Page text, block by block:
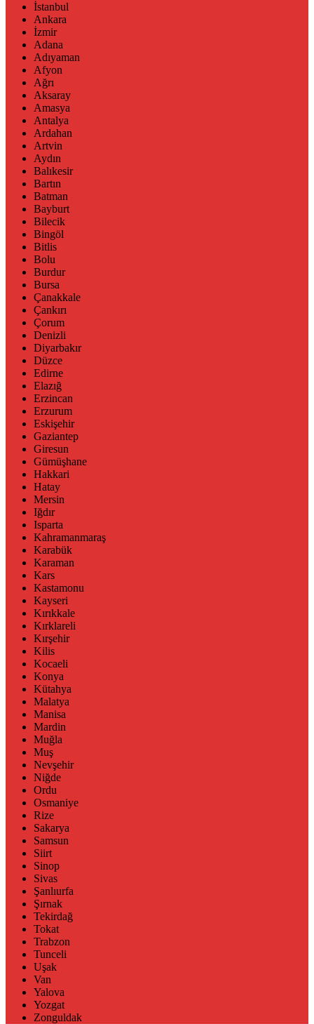
İstanbul
Ankara
İzmir
Adana
Adıyaman
Afyon
Ağrı
Aksaray
Amasya
Antalya
Ardahan
Artvin
Aydın
Balıkesir
Bartın
Batman
Bayburt
Bilecik
Bingöl
Bitlis
Bolu
Burdur
Bursa
Çanakkale
Çankırı
Çorum
Denizli
Diyarbakır
Düzce
Edirne
Elazığ
Erzincan
Erzurum
Eskişehir
Gaziantep
Giresun
Gümüşhane
Hakkari
Hatay
Mersin
Iğdır
Isparta
Kahramanmaraş
Karabük
Karaman
Kars
Kastamonu
Kayseri
Kırıkkale
Kırklareli
Kırşehir
Kilis
Kocaeli
Konya
Kütahya
Malatya
Manisa
Mardin
Muğla
Muş
Nevşehir
Niğde
Ordu
Osmaniye
Rize
Sakarya
Samsun
Siirt
Sinop
Sivas
Şanlıurfa
Şırnak
Tekirdağ
Tokat
Trabzon
Tunceli
Uşak
Van
Yalova
Yozgat
Zonguldak